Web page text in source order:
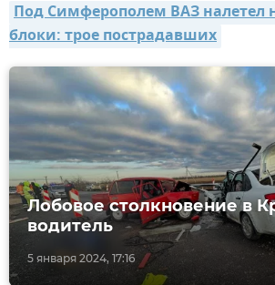
Под Симферополем ВАЗ налетел
блоки: трое пострадавших
5 января 2024, 17:16
Лобовое столкновение в
водитель